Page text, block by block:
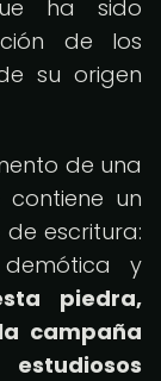
ha sido
de los
su origen
de una
un
escritura:
demótica y
piedra,
campaña